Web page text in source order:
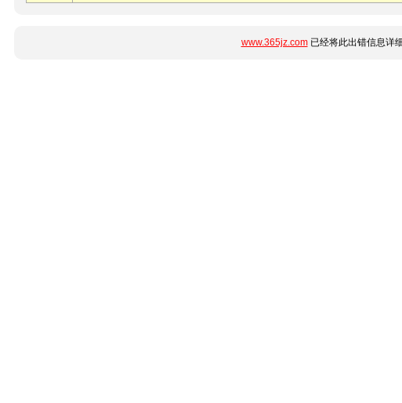
www.365jz.com已经将此出错信息详